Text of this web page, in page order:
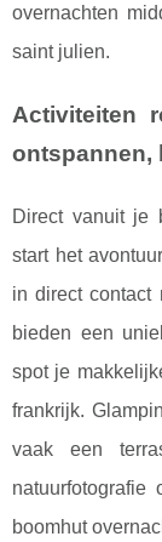
overnachten
saint julien.
Activiteiten
ontspannen,
Direct vanuit je
start het
in direct contact
bieden een
spot je
frankrijk.
vaak een
boomhut